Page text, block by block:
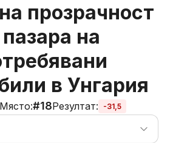
прозрачност
на
в Унгария
Място:#18Резултат: -31,5